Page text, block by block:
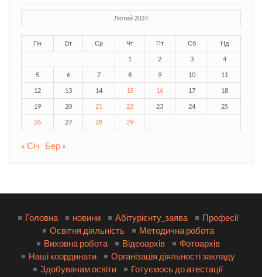
Лютий 2024
Пн Вт Ср Чт Пт Сб Нд
1 2 3 4
5 6 7 8 9 10 11
12 13 14 15 16 17 18
19 20 21 22 23 24 25
26 27 28 29
« Січ Бер »
Головна новини Абітурієнту_заява
Професії
Освітня діяльність
Методична робота
Виховна робота
Відеоархів
Фотоархів
Наші координати
Організація діяльності закладу
Здобувачам освіти
Готуємось до атестації